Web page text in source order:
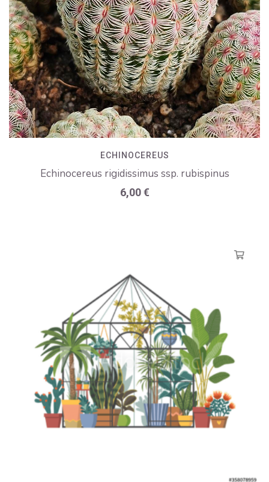
ECHINOCEREUS
Echinocereus rigidissimus ssp. rubispinus
6,00€